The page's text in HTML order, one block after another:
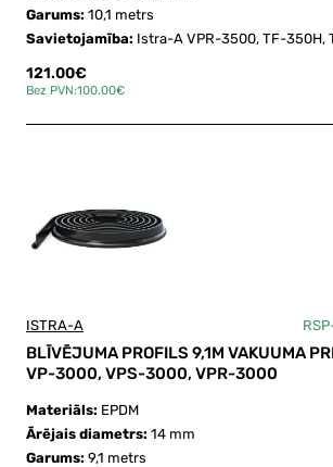
Garums: 10,1 metrs
Savietojamība: Istra-A VPR-3500, TF-350H,
121.00€
Bez PVN:100.00€
ISTRA-A
BLĪVĒJUMA PROFILS 9,1M VAKUUMA
VP-3000, VPS-3000, VPR-3000
Materiāls: EPDM
Ārējais diametrs: 14 mm
Garums: 9,1 metrs